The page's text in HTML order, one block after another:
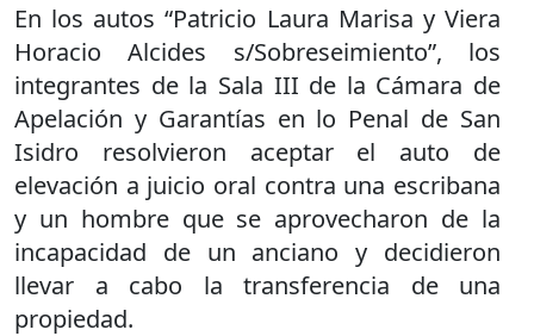
En los autos “Patricio Laura Marisa y Viera
Horacio Alcides s/Sobreseimiento”, los
integrantes de la Sala III de la Cámara de
Apelación y Garantías en lo Penal de San
Isidro resolvieron aceptar el auto de
elevación a juicio oral contra una escribana
y un hombre que se aprovecharon de la
incapacidad de un anciano y decidieron
llevar a cabo la transferencia de una
propiedad.